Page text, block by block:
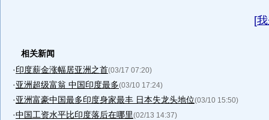
[
相关新闻
·印度薪金涨幅居亚洲之首(03/17 07:20)
·亚洲超级富翁 中国印度最多(03/10 17:24)
·亚洲富豪中国最多印度身家最丰 日本失龙头地位(03/10 15:50)
·中国工资水平比印度落后在哪里(02/13 14:37)